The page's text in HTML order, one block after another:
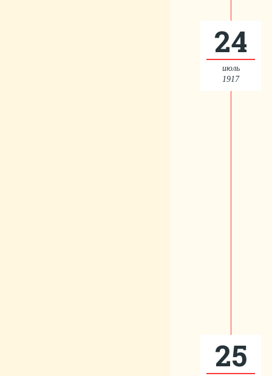
24
июль
1917
25